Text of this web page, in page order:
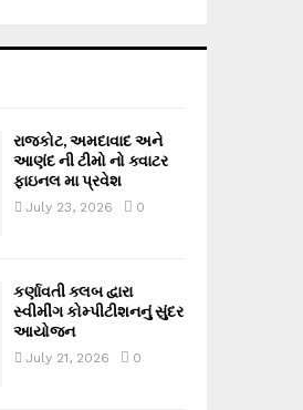
રાજકોટ, અમદાવાદ અને
આણંદ ની ટીમો નો ક્વાટર
ફાઇનલ મા પ્રવેશ
July 23, 2026 0
કર્ણાવતી ક્લબ દ્વારા
સ્વીમીંગ કોમ્પીટીશનનું સુંદર
આયોજન
July 21, 2026 0